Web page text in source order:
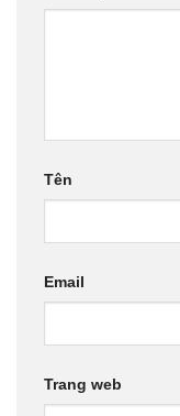
Tên
Email
Trang web